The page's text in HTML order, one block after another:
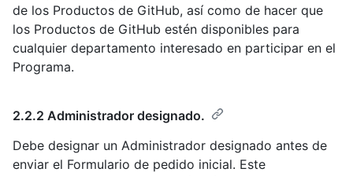
de los Productos de GitHub, así como de hacer que
los Productos de GitHub estén disponibles para
cualquier departamento interesado en participar en el
Programa.
2.2.2 Administrador designado.
Debe designar un Administrador designado antes de
enviar el Formulario de pedido inicial. Este